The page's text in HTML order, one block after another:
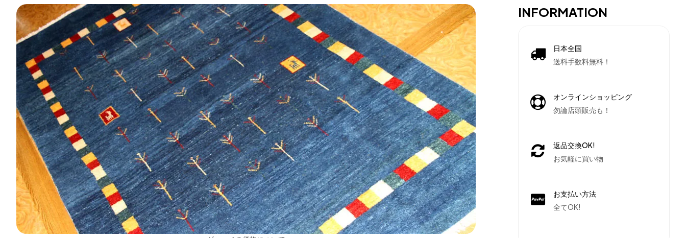
INFORMATION
日本全国
送料手数料無料！
オンラインショッピング
勿論店頭販売も！
返品交換OK!
お気軽に買い物
お支払い方法
全てOK!